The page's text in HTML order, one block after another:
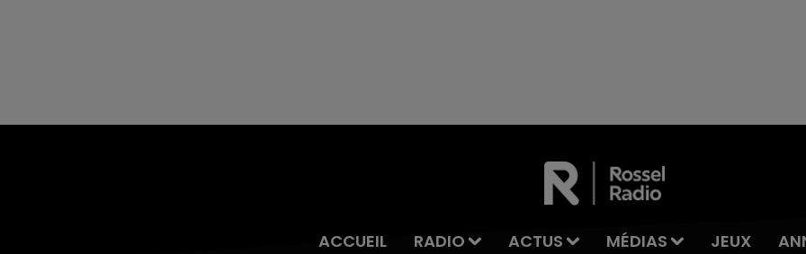
ACCUEIL RADIO ACTUS MÉDIAS JEUX